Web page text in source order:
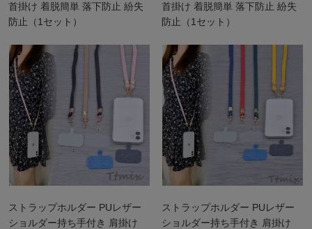
首掛け 着脱簡単 落下防止 紛失
防止（1セット）
首掛け 着脱簡単 落下防止 紛失
防止（1セット）
ストラップホルダー PUレザー
ショルダー持ち手付き 肩掛け
ストラップホルダー PUレザー
ショルダー持ち手付き 肩掛け